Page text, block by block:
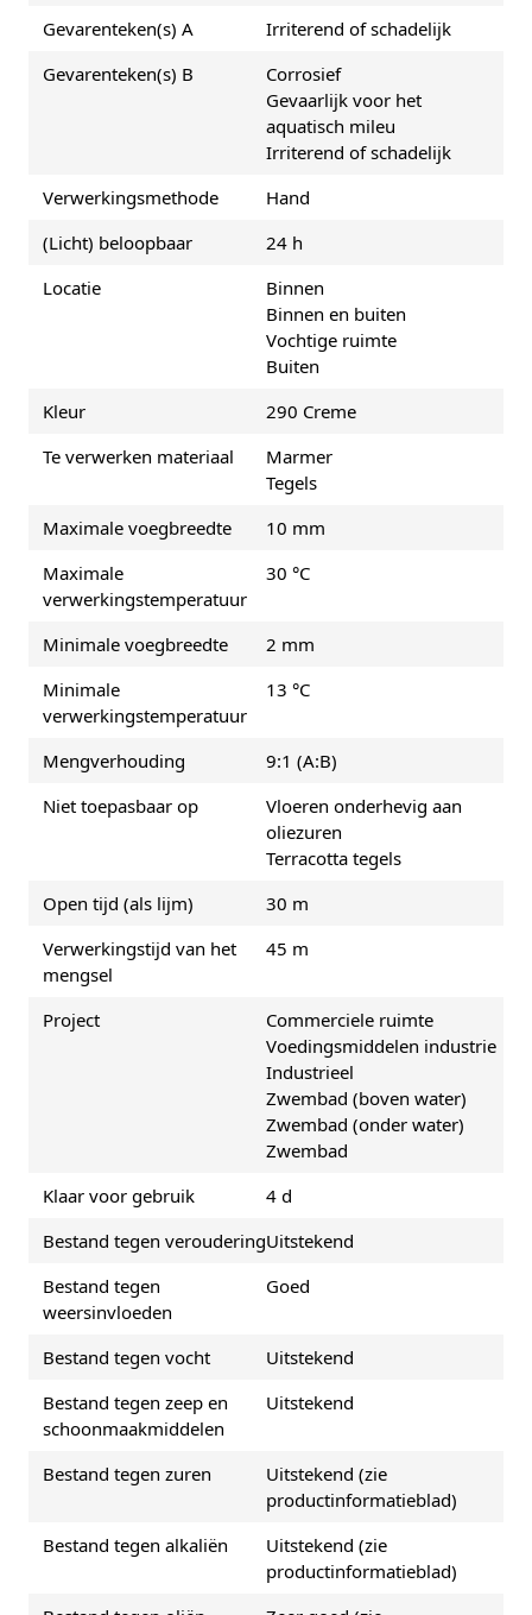
Gevarenteken(s) A
Irriterend of schadelijk
Gevarenteken(s) B
Corrosief
Gevaarlijk voor het
aquatisch mileu
Irriterend of schadelijk
Verwerkingsmethode
Hand
(Licht) beloopbaar
24 h
Locatie
Binnen
Binnen en buiten
Vochtige ruimte
Buiten
Kleur
290 Creme
Te verwerken materiaal
Marmer
Tegels
Maximale voegbreedte
10 mm
Maximale
verwerkingstemperatuur
30 °C
Minimale voegbreedte
2 mm
Minimale
verwerkingstemperatuur
13 °C
Mengverhouding
9:1 (A:B)
Niet toepasbaar op
Vloeren onderhevig aan
oliezuren
Terracotta tegels
Open tijd (als lijm)
30 m
Verwerkingstijd van het
mengsel
45 m
Project
Commerciele ruimte
Voedingsmiddelen industrie
Industrieel
Zwembad (boven water)
Zwembad (onder water)
Zwembad
Klaar voor gebruik
4 d
Bestand tegen verouderingUitstekend
Bestand tegen
weersinvloeden
Goed
Bestand tegen vocht
Uitstekend
Bestand tegen zeep en
schoonmaakmiddelen
Uitstekend
Bestand tegen zuren
Uitstekend (zie
productinformatieblad)
Bestand tegen alkaliën
Uitstekend (zie
productinformatieblad)